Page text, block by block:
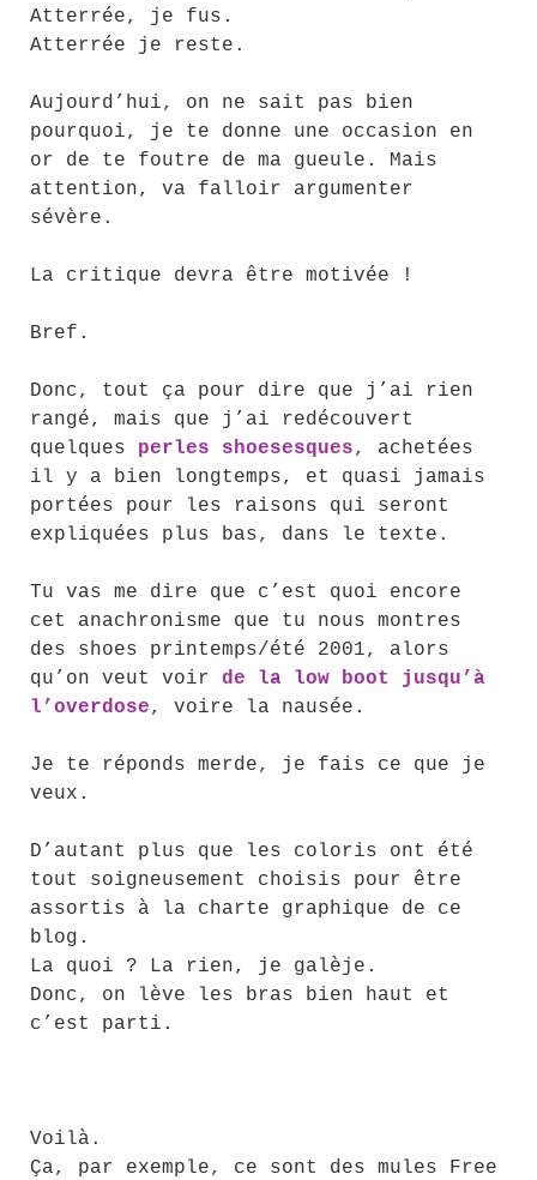
Atterrée, je fus.
Atterrée je reste.
Aujourd’hui, on ne sait pas bien
pourquoi, je te donne une occasion en
or de te foutre de ma gueule. Mais
attention, va falloir argumenter
sévère.
La critique devra être motivée !
Bref.
Donc, tout ça pour dire que j’ai rien
rangé, mais que j’ai redécouvert
quelques perles shoesesques, achetées
il y a bien longtemps, et quasi jamais
portées pour les raisons qui seront
expliquées plus bas, dans le texte.
Tu vas me dire que c’est quoi encore
cet anachronisme que tu nous montres
des shoes printemps/été 2001, alors
qu’on veut voir de la low boot jusqu’à
l’overdose, voire la nausée.
Je te réponds merde, je fais ce que je
veux.
D’autant plus que les coloris ont été
tout soigneusement choisis pour être
assortis à la charte graphique de ce
blog.
La quoi ? La rien, je galèje.
Donc, on lève les bras bien haut et
c’est parti.
Voilà.
Ça, par exemple, ce sont des mules Free